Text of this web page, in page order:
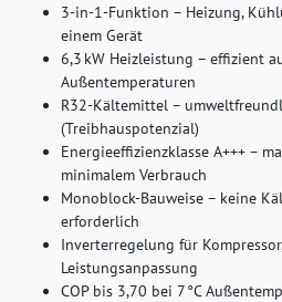
3-in-1-Funktion – Heizung,
einem Gerät
6,3 kW Heizleistung – effizient
Außentemperaturen
R32-Kältemittel –
(Treibhauspotenzial)
Energieeffizienzklasse A+++ –
minimalem Verbrauch
Monoblock-Bauweise – keine
erforderlich
Inverterregelung für
Leistungsanpassung
COP bis 3,70 bei 7 °C